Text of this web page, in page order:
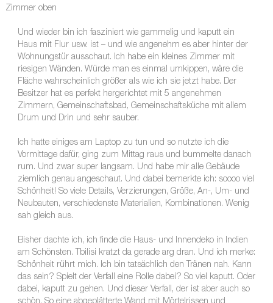
Zimmer oben
Und wieder bin ich fasziniert wie gammelig und kaputt ein
Haus mit Flur usw. ist – und wie angenehm es aber hinter der
Wohnungstür ausschaut. Ich habe ein kleines Zimmer mit
riesigen Wänden. Würde man es einmal umkippen, wäre die
Fläche wahrscheinlich größer als wie ich sie jetzt habe. Der
Besitzer hat es perfekt hergerichtet mit 5 angenehmen
Zimmern, Gemeinschaftsbad, Gemeinschaftsküche mit allem
Drum und Drin und sehr sauber.
Ich hatte einiges am Laptop zu tun und so nutzte ich die
Vormittage dafür, ging zum Mittag raus und bummelte danach
rum. Und zwar super langsam. Und habe mir alle Gebäude
ziemlich genau angeschaut. Und dabei bemerkte ich: soooo viel
Schönheit! So viele Details, Verzierungen, Größe, An-, Um- und
Neubauten, verschiedenste Materialien, Kombinationen. Wenig
sah gleich aus.
Bisher dachte ich, ich finde die Haus- und Innendeko in Indien
am Schönsten. Tbilisi kratzt da gerade arg dran. Und ich merke:
Schönheit rührt mich. Ich bin tatsächlich den Tränen nah. Kann
das sein? Spielt der Verfall eine Rolle dabei? So viel kaputt. Oder
dabei, kaputt zu gehen. Und dieser Verfall, der ist aber auch so